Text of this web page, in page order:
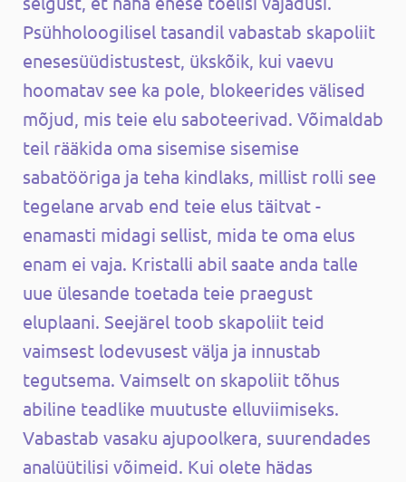
Psühholoogilisel tasandil vabastab skapoliit
enesesüüdistustest, ükskõik, kui vaevu
hoomatav see ka pole, blokeerides välised
mõjud, mis teie elu saboteerivad. Võimaldab
teil rääkida oma sisemise sisemise
sabatööriga ja teha kindlaks, millist rolli see
tegelane arvab end teie elus täitvat -
enamasti midagi sellist, mida te oma elus
enam ei vaja. Kristalli abil saate anda talle
uue ülesande toetada teie praegust
eluplaani. Seejärel toob skapoliit teid
vaimsest lodevusest välja ja innustab
tegutsema. Vaimselt on skapoliit tõhus
abiline teadlike muutuste elluviimiseks.
Vabastab vasaku ajupoolkera, suurendades
analüütilisi võimeid. Kui olete hädas